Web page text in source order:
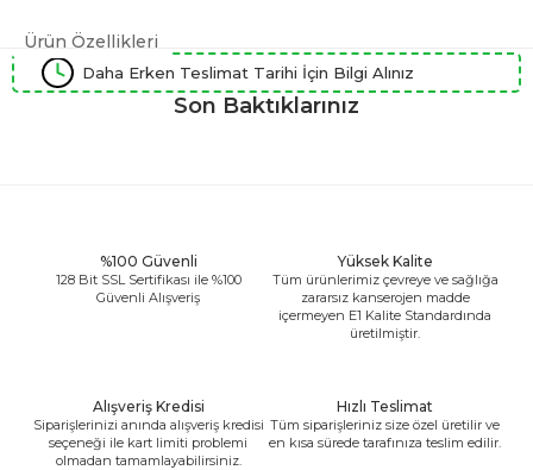
Ürün Özellikleri
Daha Erken Teslimat Tarihi İçin Bilgi Alınız
Son Baktıklarınız
%100 Güvenli
128 Bit SSL Sertifikası ile %100
Güvenli Alışveriş
Yüksek Kalite
Tüm ürünlerimiz çevreye ve sağlığa
zararsız kanserojen madde
içermeyen E1 Kalite Standardında
üretilmiştir.
Alışveriş Kredisi
Siparişlerinizi anında alışveriş kredisi
seçeneği ile kart limiti problemi
olmadan tamamlayabilirsiniz.
Hızlı Teslimat
Tüm siparişleriniz size özel üretilir ve
en kısa sürede tarafınıza teslim edilir.